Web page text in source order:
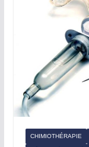
CHIMIOTHÉRAPIE